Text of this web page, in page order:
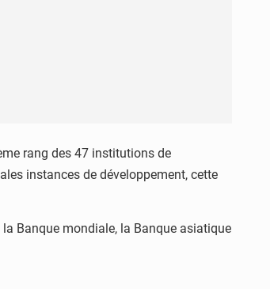
rang des 47 institutions de
instances de développement, cette
Banque mondiale, la Banque asiatique